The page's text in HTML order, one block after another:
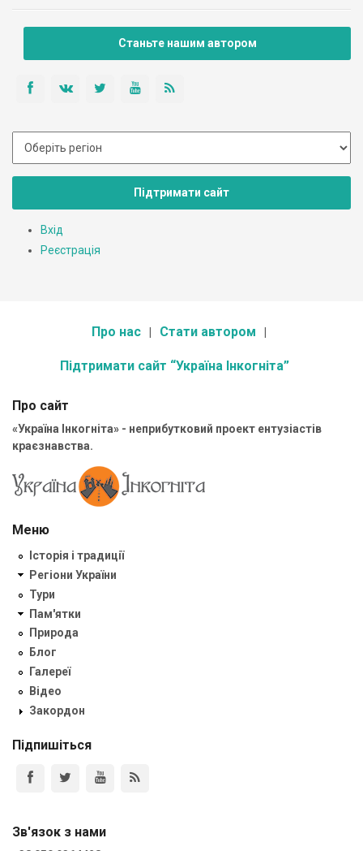
Станьте нашим автором
Підтримати сайт
Вхід
Реєстрація
Про нас Стати автором
Підтримати сайт “Україна Інкогніта”
Про сайт
«Україна Інкогніта» - неприбутковий проект ентузіастів
краєзнавства.
Меню
Історія і традиції
Регіони України
Тури
Пам'ятки
Природа
Блог
Галереї
Відео
Закордон
Підпишіться
Зв'язок з нами